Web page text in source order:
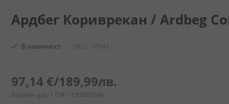
Ардбег Кориврекан / Ardbeg
В наличност SKU 10943
97,14 €/189,99лв.
Валутен курс: 1 EUR = 1.95583 BGN